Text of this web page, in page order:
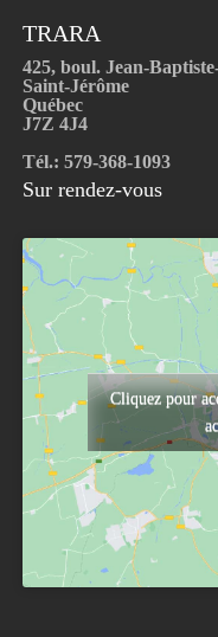
TRARA
425, boul. Jean-
Saint-Jérôme
Québec
J7Z 4J4
Tél.: 579-368-1093
Sur rendez-vous
Cliquez pour